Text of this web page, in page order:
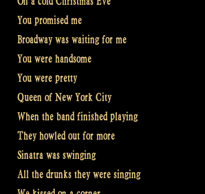
You promised me
Broadway was waiting for me
You were handsome
You were pretty
Queen of New York City
When the band finished playing
They howled out for more
Sinatra was swinging
All the drunks they were singing